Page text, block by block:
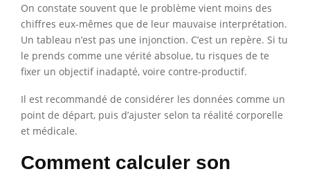
On constate souvent que le problème vient moins des
chiffres eux-mêmes que de leur mauvaise interprétation.
Un tableau n’est pas une injonction. C’est un repère. Si tu
le prends comme une vérité absolue, tu risques de te
fixer un objectif inadapté, voire contre-productif.
Il est recommandé de considérer les données comme un
point de départ, puis d’ajuster selon ta réalité corporelle
et médicale.
Comment calculer son